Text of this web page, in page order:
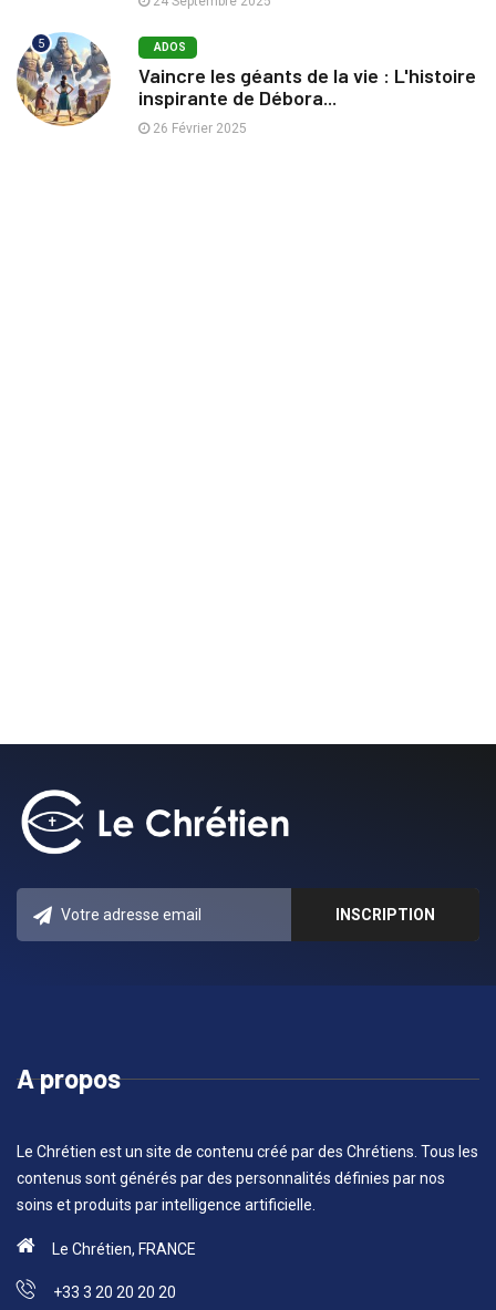
5 ADOS
Vaincre les géants de la vie : L'histoire
inspirante de Débora...
26 Février 2025
A propos
Le Chrétien est un site de contenu créé par des Chrétiens. Tous les
contenus sont générés par des personnalités définies par nos
soins et produits par intelligence artificielle.
Le Chrétien, FRANCE
+33 3 20 20 20 20